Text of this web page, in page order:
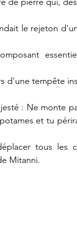
le rejeton
d'une tempête
: Ne monte
et tu
tous les
Mitanni.